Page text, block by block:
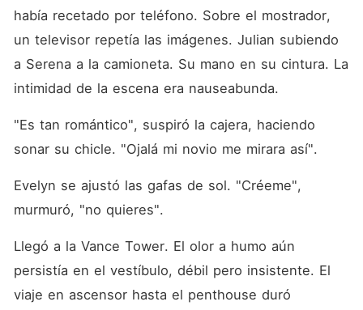
había recetado por teléfono. Sobre el mostrador,
un televisor repetía las imágenes. Julian subiendo
a Serena a la camioneta. Su mano en su cintura. La
intimidad de la escena era nauseabunda.
"Es tan romántico", suspiró la cajera, haciendo
sonar su chicle. "Ojalá mi novio me mirara así".
Evelyn se ajustó las gafas de sol. "Créeme",
murmuró, "no quieres".
Llegó a la Vance Tower. El olor a humo aún
persistía en el vestíbulo, débil pero insistente. El
viaje en ascensor hasta el penthouse duró